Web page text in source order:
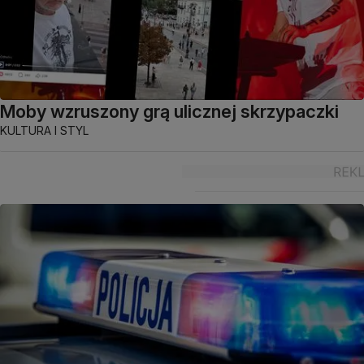
Moby wzruszony grą ulicznej skrzypaczki
KULTURA I STYL